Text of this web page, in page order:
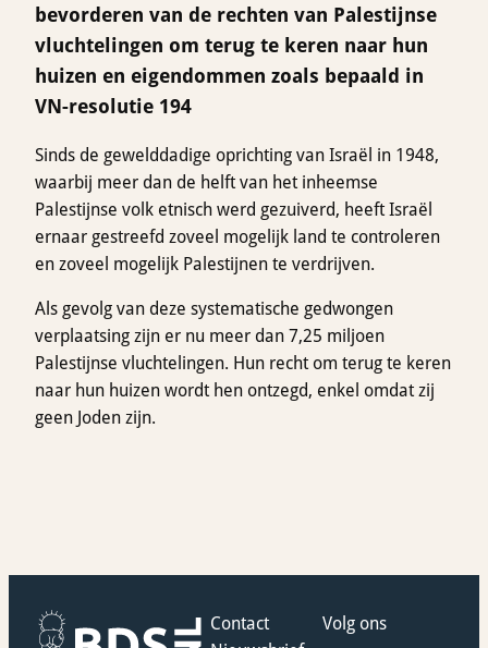
bevorderen van de rechten van Palestijnse
vluchtelingen om terug te keren naar hun
huizen en eigendommen zoals bepaald in
VN-resolutie 194
Sinds de gewelddadige oprichting van Israël in 1948,
waarbij meer dan de helft van het inheemse
Palestijnse volk etnisch werd gezuiverd, heeft Israël
ernaar gestreefd zoveel mogelijk land te controleren
en zoveel mogelijk Palestijnen te verdrijven.
Als gevolg van deze systematische gedwongen
verplaatsing zijn er nu meer dan 7,25 miljoen
Palestijnse vluchtelingen. Hun recht om terug te keren
naar hun huizen wordt hen ontzegd, enkel omdat zij
geen Joden zijn.
Contact
Volg ons